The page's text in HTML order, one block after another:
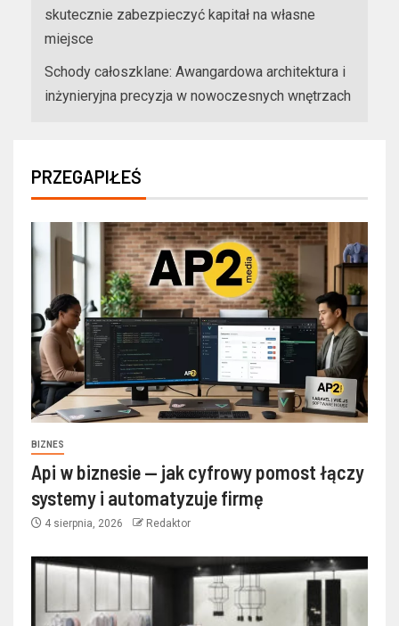
skutecznie zabezpieczyć kapitał na własne
miejsce
Schody całoszklane: Awangardowa architektura i
inżynieryjna precyzja w nowoczesnych wnętrzach
PRZEGAPIŁEŚ
BIZNES
Api w biznesie — jak cyfrowy pomost łączy
systemy i automatyzuje firmę
4 sierpnia, 2026 Redaktor